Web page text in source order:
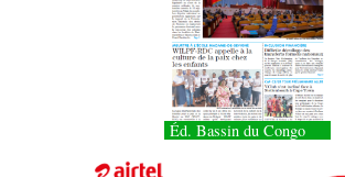
Éd. Bassin du Congo